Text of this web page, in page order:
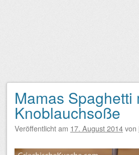
Mamas Spaghetti
Knoblauchsoße
Veröffentlicht am 17. August 2014von